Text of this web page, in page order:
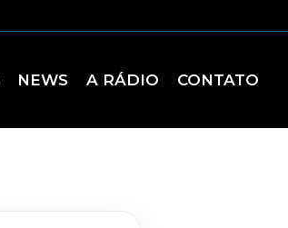
NEWS A RÁDIO CONTATO